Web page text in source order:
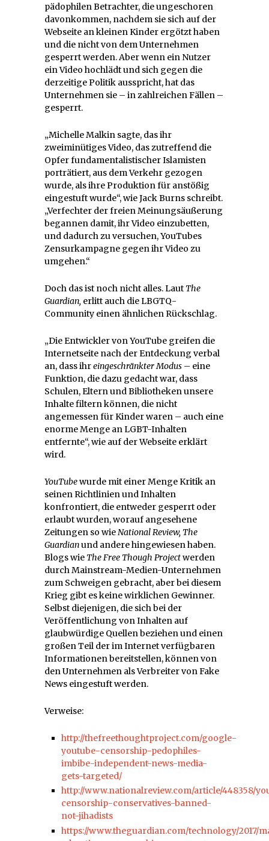
pädophilen Betrachter, die ungeschoren
davonkommen, nachdem sie sich auf der
Webseite an kleinen Kinder ergötzt haben
und die nicht von dem Unternehmen
gesperrt werden. Aber wenn ein Nutzer
ein Video hochlädt und sich gegen die
derzeitige Politik ausspricht, hat das
Unternehmen sie – in zahlreichen Fällen –
gesperrt.
„Michelle Malkin sagte, das ihr
zweiminütiges Video, das zutreffend die
Opfer fundamentalistischer Islamisten
porträtiert, aus dem Verkehr gezogen
wurde, als ihre Produktion für anstößig
eingestuft wurde“, wie Jack Burns schreibt.
„Verfechter der freien Meinungsäußerung
begannen damit, ihr Video einzubetten,
und dadurch zu versuchen, YouTubes
Zensurkampagne gegen ihr Video zu
umgehen.“
Doch das ist noch nicht alles. Laut The
Guardian, erlitt auch die LBGTQ-
Community einen ähnlichen Rückschlag.
„Die Entwickler von YouTube greifen die
Internetseite nach der Entdeckung verbal
an, dass ihreingeschränkter Modus – eine
Funktion, die dazu gedacht war, dass
Schulen, Eltern und Bibliotheken unsere
Inhalte filtern können, die nicht
angemessen für Kinder waren – auch eine
enorme Menge an LGBT-Inhalten
entfernte“, wie auf der Webseite erklärt
wird.
YouTubewurde mit einer Menge Kritik an
seinen Richtlinien und Inhalten
konfrontiert, die entweder gesperrt oder
erlaubt wurden, worauf angesehene
Zeitungen so wieNational Review, The
Guardianund andere hingewiesen haben.
Blogs wie The Free Though Projectwerden
durch Mainstream-Medien-Unternehmen
zum Schweigen gebracht, aber bei diesem
Krieg gibt es keine wirklichen Gewinner.
Selbst diejenigen, die sich bei der
Veröffentlichung von Inhalten auf
glaubwürdige Quellen beziehen und einen
großen Teil der im Internet verfügbaren
Informationen bereitstellen, können von
den Unternehmen als Verbreiter von Fake
News eingestuft werden.
Verweise:
http://thefreethoughtproject.com/google-
youtube-censorship-pedophiles-
imbibe-independent-news-media-
gets-targeted/
http://www.nationalreview.com/article/448358/
censorship-conservatives-banned-
not-jihadists
https://www.theguardian.com/technology/2017/